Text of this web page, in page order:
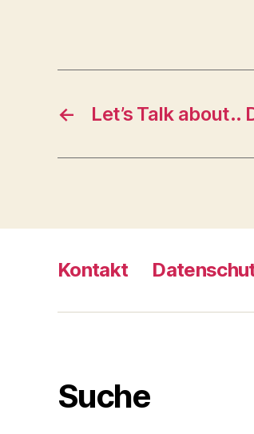
← Let’s Talk about..
Kontakt
Suche